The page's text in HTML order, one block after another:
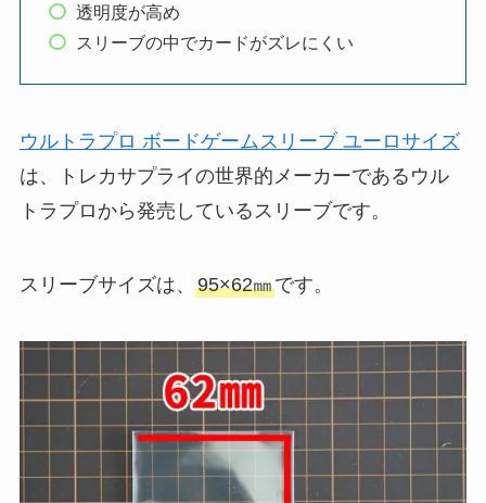
透明度が高め
スリーブの中でカードがズレにくい
ウルトラプロ ボードゲームスリーブ ユーロサイズ
は、トレカサプライの世界的メーカーであるウル
トラプロから発売しているスリーブです。
スリーブサイズは、 95×62㎜です。